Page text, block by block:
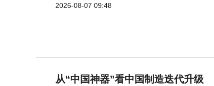
2026-08-07 09:48
从“中国神器”看中国制造迭代升级